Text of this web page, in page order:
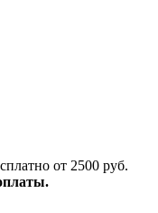
от 2500 руб.